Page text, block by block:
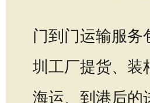
门到门运输服务
圳工厂提货、装
海运、到港后的